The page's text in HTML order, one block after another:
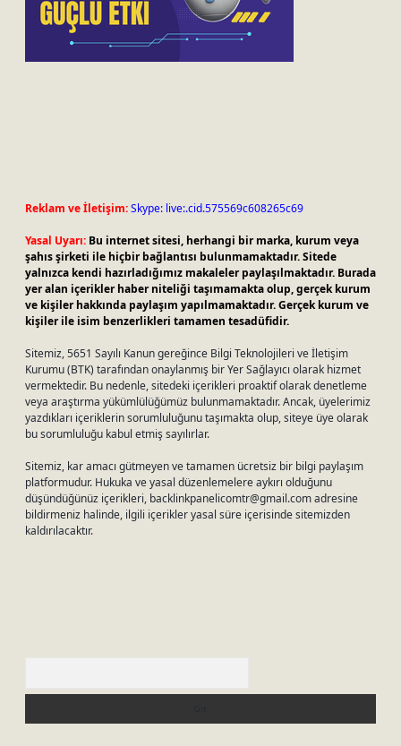
Reklam ve İletişim:Skype: live:.cid.575569c608265c69
Yasal Uyarı: Bu internet sitesi, herhangi bir marka, kurum veya
şahıs şirketi ile hiçbir bağlantısı bulunmamaktadır. Sitede
yalnızca kendi hazırladığımız makaleler paylaşılmaktadır. Burada
yer alan içerikler haber niteliği taşımamakta olup, gerçek kurum
ve kişiler hakkında paylaşım yapılmamaktadır. Gerçek kurum ve
kişiler ile isim benzerlikleri tamamen tesadüfidir.
Sitemiz, 5651 Sayılı Kanun gereğince Bilgi Teknolojileri ve İletişim
Kurumu (BTK) tarafından onaylanmış bir Yer Sağlayıcı olarak hizmet
vermektedir. Bu nedenle, sitedeki içerikleri proaktif olarak denetleme
veya araştırma yükümlülüğümüz bulunmamaktadır. Ancak, üyelerimiz
yazdıkları içeriklerin sorumluluğunu taşımakta olup, siteye üye olarak
bu sorumluluğu kabul etmiş sayılırlar.
Sitemiz, kar amacı gütmeyen ve tamamen ücretsiz bir bilgi paylaşım
platformudur. Hukuka ve yasal düzenlemelere aykırı olduğunu
düşündüğünüz içerikleri, backlinkpanelicomtr@gmail.comadresine
bildirmeniz halinde, ilgili içerikler yasal süre içerisinde sitemizden
kaldırılacaktır.